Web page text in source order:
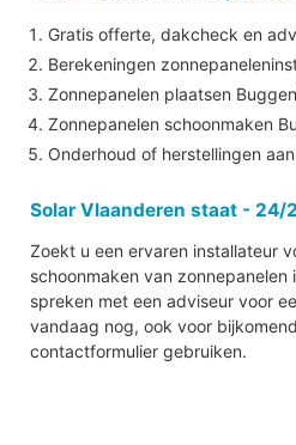
Gratis offerte, dakcheck en
Berekeningen
Zonnepanelen plaatsen
Zonnepanelen schoonmaken
Onderhoud of herstellingen
Solar Vlaanderen staat - 24/
Zoekt u een ervaren installateur
schoonmaken van
spreken met een adviseur voor
vandaag nog, ook voor
contactformulier gebruiken.